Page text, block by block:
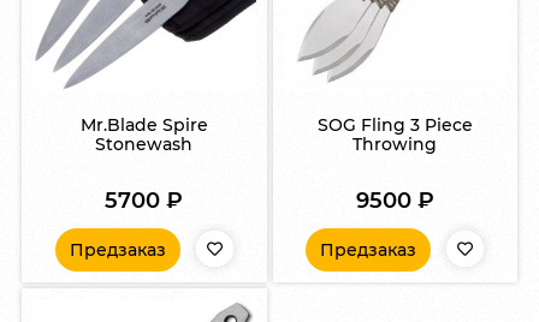
Mr.Blade Spire
Stonewash
5700₽
Предзаказ
SOG Fling 3 Piece
Throwing
9500 ₽
Предзаказ